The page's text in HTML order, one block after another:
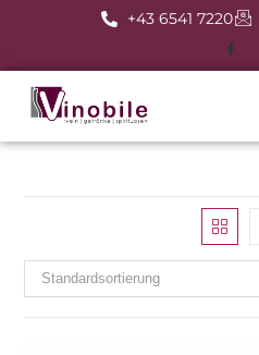
+43 6541 7220
Standardsortierung